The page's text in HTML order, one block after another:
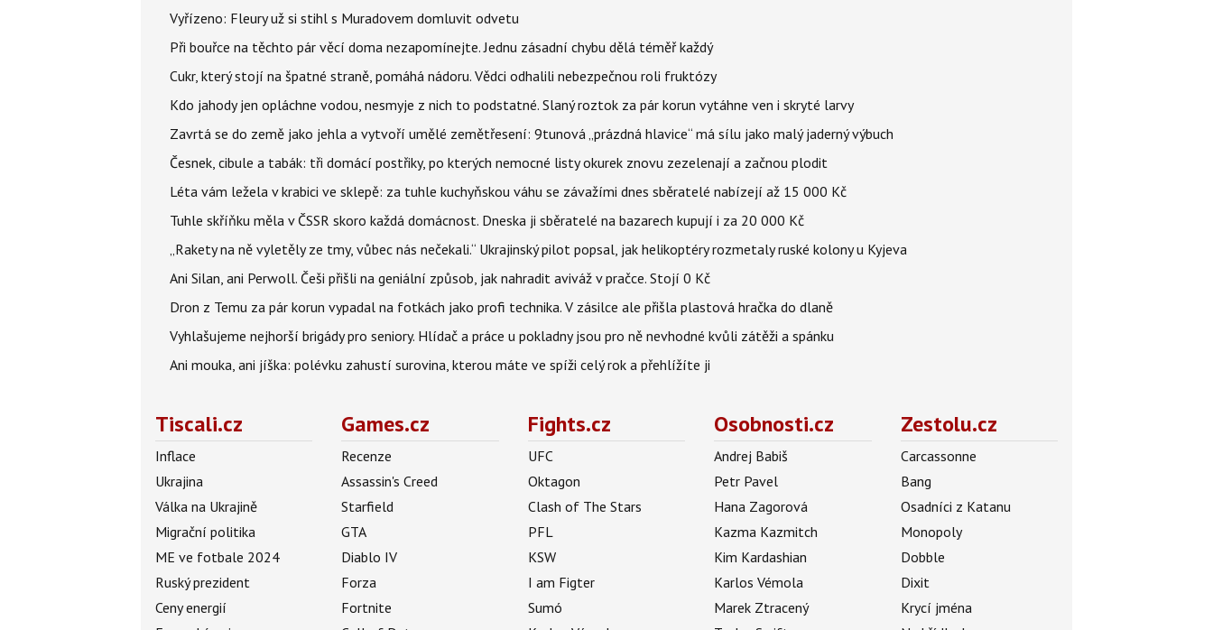
Vyřízeno: Fleury už si stihl s Muradovem domluvit odvetu
Při bouřce na těchto pár věcí doma nezapomínejte. Jednu zásadní chybu dělá téměř každý
Cukr, který stojí na špatné straně, pomáhá nádoru. Vědci odhalili nebezpečnou roli fruktózy
Kdo jahody jen opláchne vodou, nesmyje z nich to podstatné. Slaný roztok za pár korun vytáhne ven i skryté larvy
Zavrtá se do země jako jehla a vytvoří umělé zemětřesení: 9tunová „prázdná hlavice“ má sílu jako malý jaderný výbuch
Česnek, cibule a tabák: tři domácí postřiky, po kterých nemocné listy okurek znovu zezelenají a začnou plodit
Léta vám ležela v krabici ve sklepě: za tuhle kuchyňskou váhu se závažími dnes sběratelé nabízejí až 15 000 Kč
Tuhle skříňku měla v ČSSR skoro každá domácnost. Dneska ji sběratelé na bazarech kupují i za 20 000 Kč
„Rakety na ně vyletěly ze tmy, vůbec nás nečekali.“ Ukrajinský pilot popsal, jak helikoptéry rozmetaly ruské kolony u Kyjeva
Ani Silan, ani Perwoll. Češi přišli na geniální způsob, jak nahradit aviváž v pračce. Stojí 0 Kč
Dron z Temu za pár korun vypadal na fotkách jako profi technika. V zásilce ale přišla plastová hračka do dlaně
Vyhlašujeme nejhorší brigády pro seniory. Hlídač a práce u pokladny jsou pro ně nevhodné kvůli zátěži a spánku
Ani mouka, ani jíška: polévku zahustí surovina, kterou máte ve spíži celý rok a přehlížíte ji
Tiscali.cz
Inflace
Ukrajina
Válka na Ukrajině
Migrační politika
ME ve fotbale 2024
Ruský prezident
Ceny energií
Games.cz
Recenze
Assassin's Creed
Starfield
GTA
Diablo IV
Forza
Fortnite
Fights.cz
UFC
Oktagon
Clash of The Stars
PFL
KSW
I am Figter
Sumó
Osobnosti.cz
Andrej Babiš
Petr Pavel
Hana Zagorová
Kazma Kazmitch
Kim Kardashian
Karlos Vémola
Marek Ztracený
Zestolu.cz
Carcassonne
Bang
Osadníci z Katanu
Monopoly
Dobble
Dixit
Krycí jména